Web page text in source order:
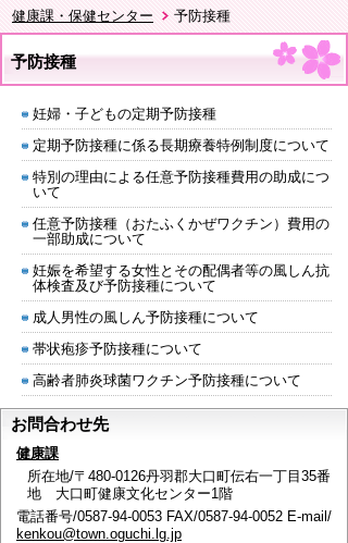
健康課・保健センター
予防接種
予防接種
妊婦・子どもの定期予防接種
定期予防接種に係る長期療養特例制度について
特別の理由による任意予防接種費用の助成につ
いて
任意予防接種（おたふくかぜワクチン）費用の
一部助成について
妊娠を希望する女性とその配偶者等の風しん抗
体検査及び予防接種について
成人男性の風しん予防接種について
帯状疱疹予防接種について
高齢者肺炎球菌ワクチン予防接種について
お問合わせ先
健康課
所在地/〒480-0126丹羽郡大口町伝右一丁目35番
地 大口町健康文化センター1階
電話番号/0587-94-0053 FAX/0587-94-0052 E-mail/
kenkou@town.oguchi.lg.jp